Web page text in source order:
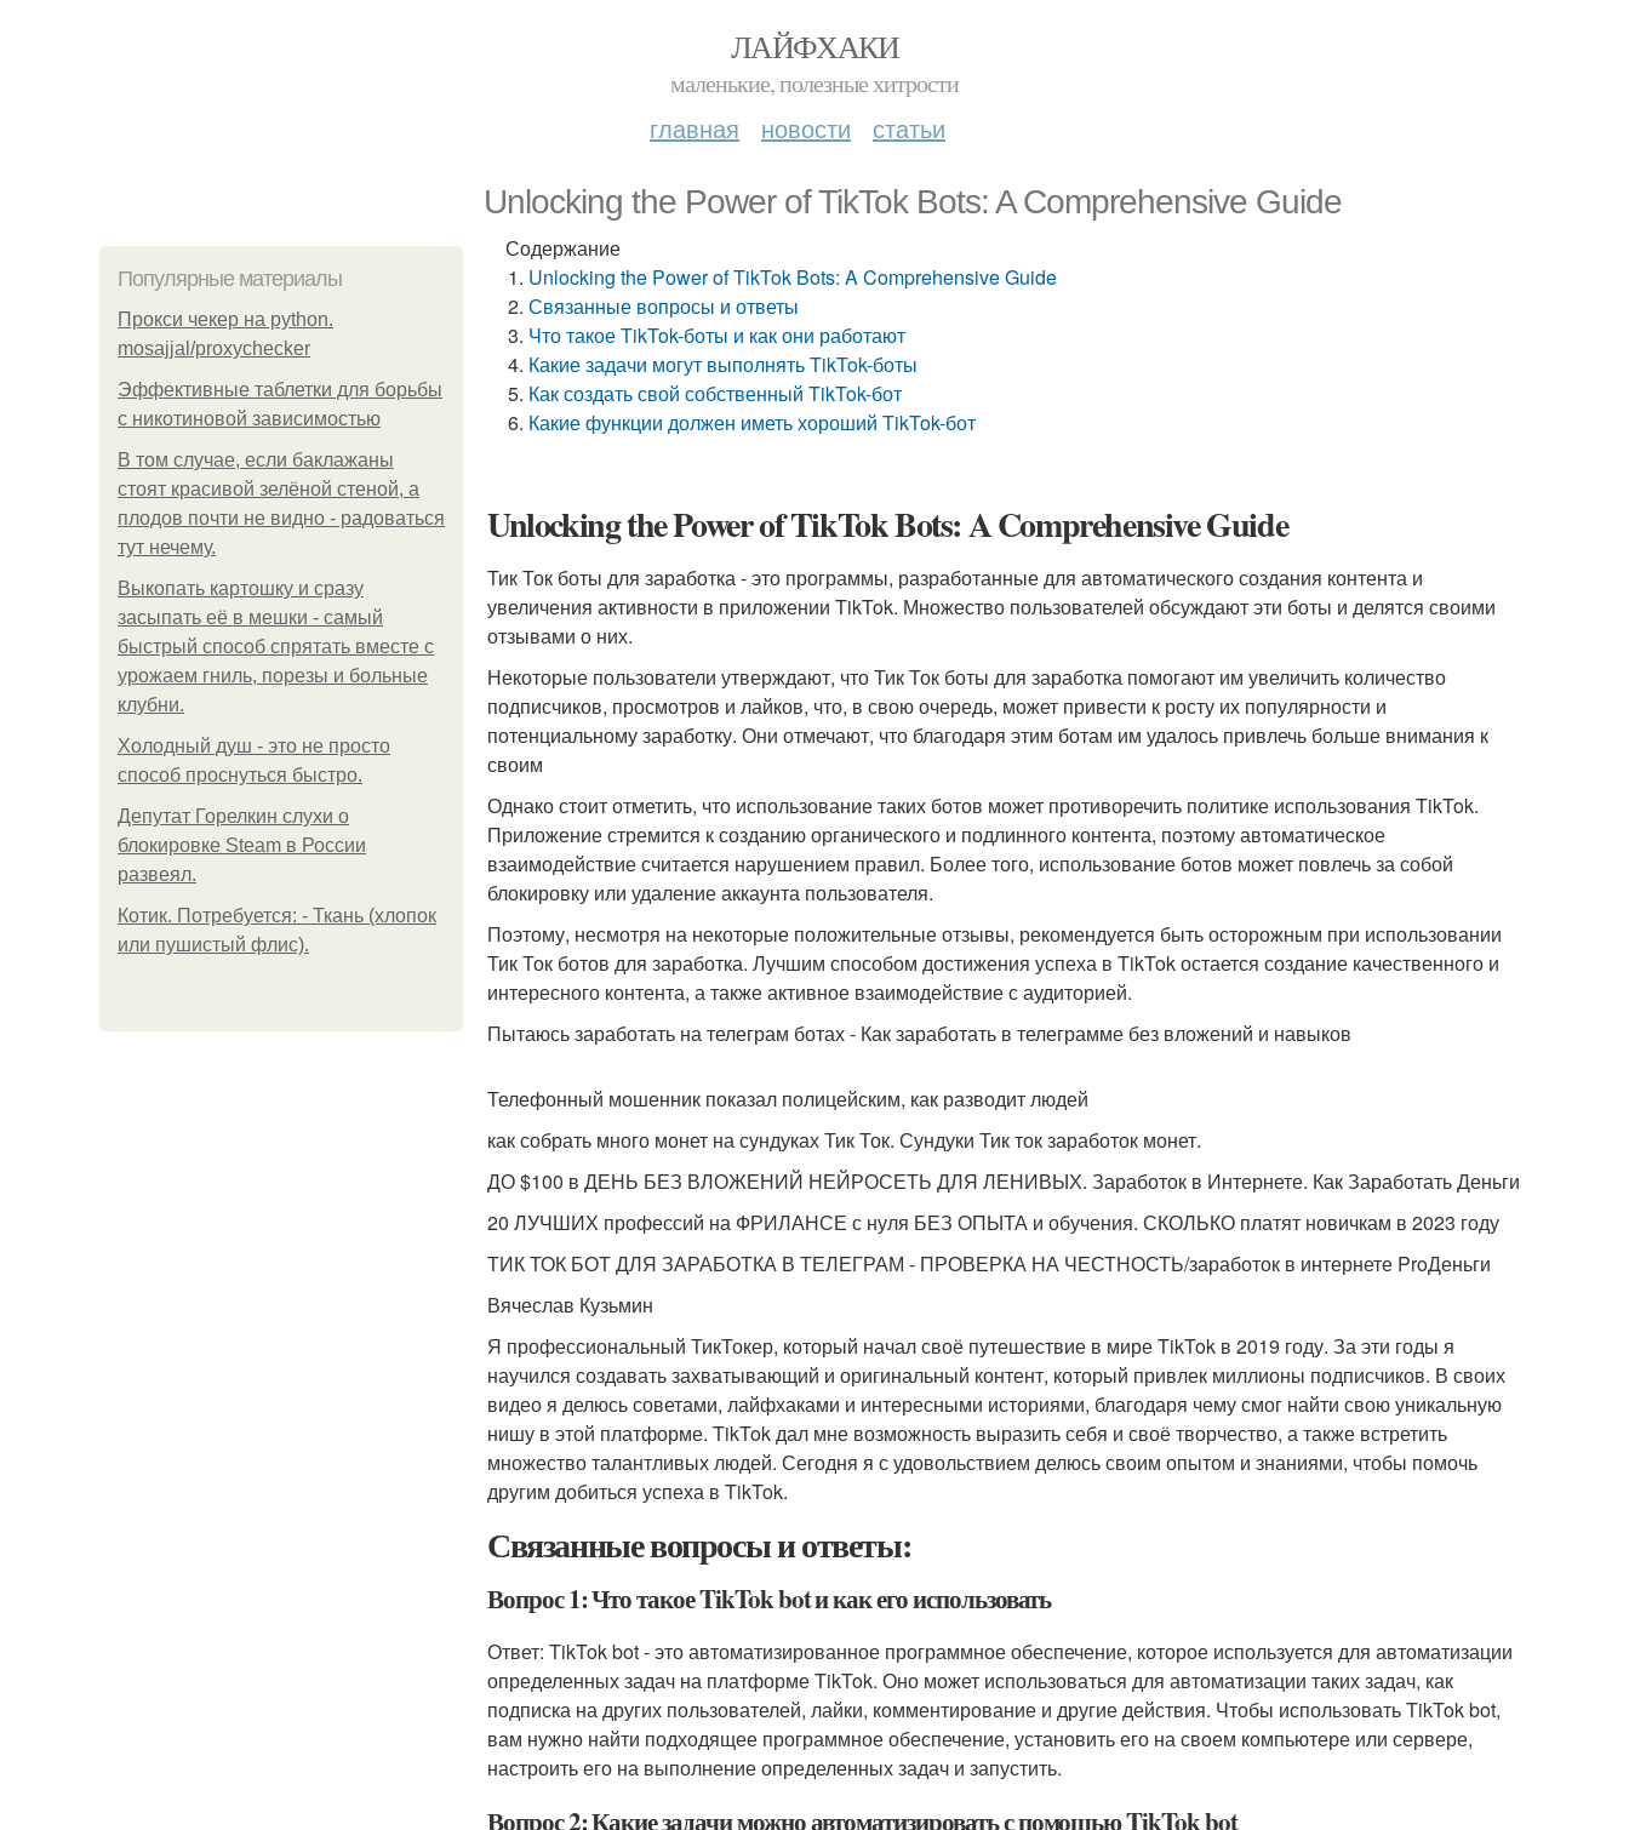
ЛАЙФХАКИ
маленькие, полезные хитрости
главная новости статьи
Unlocking the Power of TikTok Bots: A Comprehensive Guide
Популярные материалы
Прокси чекер на python.
mosajjal/proxychecker
Эффективные таблетки для борьбы
с никотиновой зависимостью
В том случае, если баклажаны
стоят красивой зелёной стеной, а
плодов почти не видно - радоваться
тут нечему.
Выкопать картошку и сразу
засыпать её в мешки - самый
быстрый способ спрятать вместе с
урожаем гниль, порезы и больные
клубни.
Холодный душ - это не просто
способ проснуться быстро.
Депутат Горелкин слухи о
блокировке Steam в России
развеял.
Котик. Потребуется: - Ткань (хлопок
или пушистый флис).
Содержание
Unlocking the Power of TikTok Bots: A Comprehensive Guide
Связанные вопросы и ответы
Что такое TikTok-боты и как они работают
Какие задачи могут выполнять TikTok-боты
Как создать свой собственный TikTok-бот
Какие функции должен иметь хороший TikTok-бот
Unlocking the Power of TikTok Bots: A Comprehensive Guide
Тик Ток боты для заработка - это программы, разработанные для автоматического создания контента и
увеличения активности в приложении TikTok. Множество пользователей обсуждают эти боты и делятся своими
отзывами о них.
Некоторые пользователи утверждают, что Тик Ток боты для заработка помогают им увеличить количество
подписчиков, просмотров и лайков, что, в свою очередь, может привести к росту их популярности и
потенциальному заработку. Они отмечают, что благодаря этим ботам им удалось привлечь больше внимания к
своим
Однако стоит отметить, что использование таких ботов может противоречить политике использования TikTok.
Приложение стремится к созданию органического и подлинного контента, поэтому автоматическое
взаимодействие считается нарушением правил. Более того, использование ботов может повлечь за собой
блокировку или удаление аккаунта пользователя.
Поэтому, несмотря на некоторые положительные отзывы, рекомендуется быть осторожным при использовании
Тик Ток ботов для заработка. Лучшим способом достижения успеха в TikTok остается создание качественного и
интересного контента, а также активное взаимодействие с аудиторией.
Пытаюсь заработать на телеграм ботах - Как заработать в телеграмме без вложений и навыков
Телефонный мошенник показал полицейским, как разводит людей
как собрать много монет на сундуках Тик Ток. Сундуки Тик ток заработок монет.
ДО $100 в ДЕНЬ БЕЗ ВЛОЖЕНИЙ НЕЙРОСЕТЬ ДЛЯ ЛЕНИВЫХ. Заработок в Интернете. Как Заработать Деньги
20 ЛУЧШИХ профессий на ФРИЛАНСЕ с нуля БЕЗ ОПЫТА и обучения. СКОЛЬКО платят новичкам в 2023 году
ТИК ТОК БОТ ДЛЯ ЗАРАБОТКА В ТЕЛЕГРАМ - ПРОВЕРКА НА ЧЕСТНОСТЬ/заработок в интернете ProДеньги
Вячеслав Кузьмин
Я профессиональный ТикТокер, который начал своё путешествие в мире TikTok в 2019 году. За эти годы я
научился создавать захватывающий и оригинальный контент, который привлек миллионы подписчиков. В своих
видео я делюсь советами, лайфхаками и интересными историями, благодаря чему смог найти свою уникальную
нишу в этой платформе. TikTok дал мне возможность выразить себя и своё творчество, а также встретить
множество талантливых людей. Сегодня я с удовольствием делюсь своим опытом и знаниями, чтобы помочь
другим добиться успеха в TikTok.
Связанные вопросы и ответы:
Вопрос 1: Что такое TikTok bot и как его использовать
Ответ: TikTok bot - это автоматизированное программное обеспечение, которое используется для автоматизации
определенных задач на платформе TikTok. Оно может использоваться для автоматизации таких задач, как
подписка на других пользователей, лайки, комментирование и другие действия. Чтобы использовать TikTok bot,
вам нужно найти подходящее программное обеспечение, установить его на своем компьютере или сервере,
настроить его на выполнение определенных задач и запустить.
Вопрос 2: Какие задачи можно автоматизировать с помощью TikTok bot